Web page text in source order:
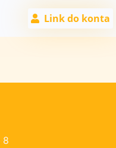
Link do konta
8